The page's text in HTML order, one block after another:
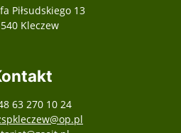
Piłsudskiego 13
Kleczew
63 270 10 24